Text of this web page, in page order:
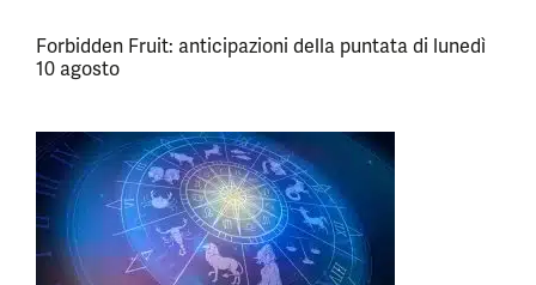
Forbidden Fruit: anticipazioni della puntata di lunedì
10 agosto